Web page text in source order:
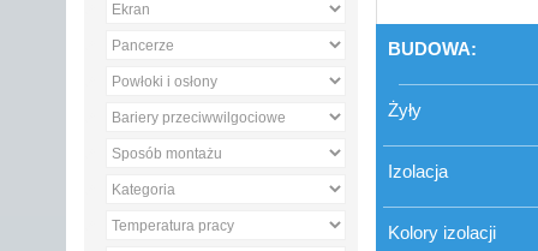
BUDOWA:
Żyły
Izolacja
Kolory izolacji